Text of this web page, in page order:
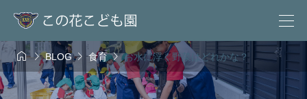
BLOG食育お水に浮く野菜はどれかな？